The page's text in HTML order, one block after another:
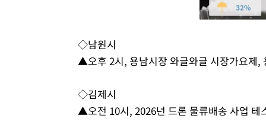
◇남원시
▲오후 2시, 용남시장 와글와글 시장가요제,
◇김제시
▲오전 10시, 2026년 드론 물류배송 사업 테